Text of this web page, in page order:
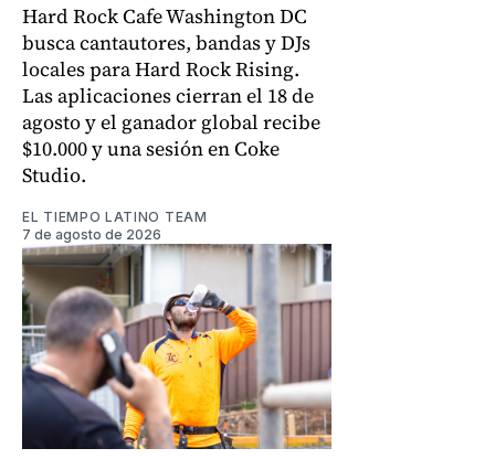
Hard Rock Cafe Washington DC
busca cantautores, bandas y DJs
locales para Hard Rock Rising.
Las aplicaciones cierran el 18 de
agosto y el ganador global recibe
$10.000 y una sesión en Coke
Studio.
EL TIEMPO LATINO TEAM
7 de agosto de 2026